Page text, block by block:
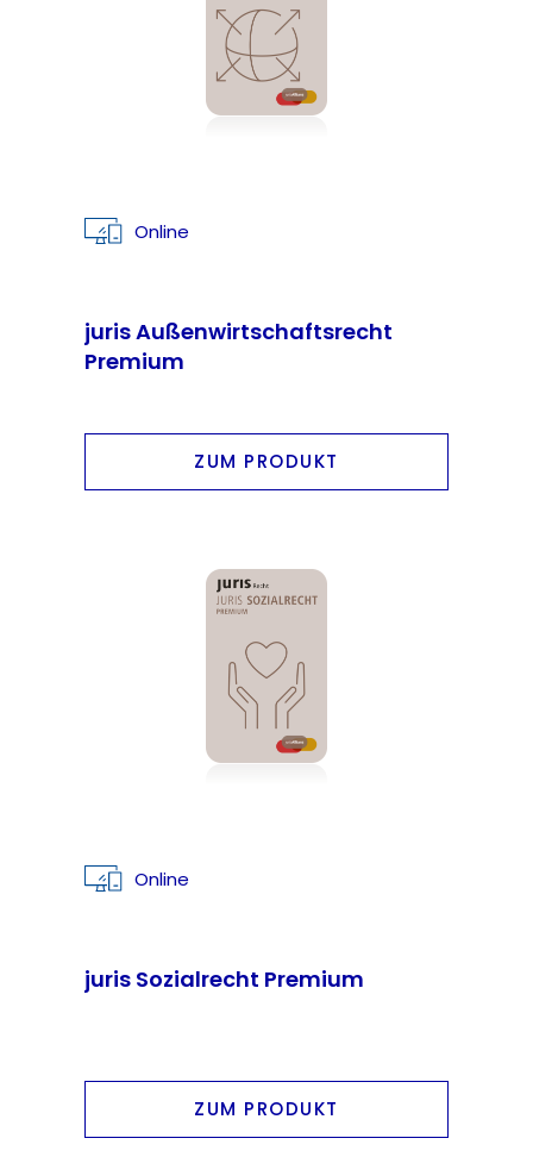
Online
juris Außenwirtschaftsrecht
Premium
ZUM PRODUKT
Online
juris Sozialrecht Premium
ZUM PRODUKT